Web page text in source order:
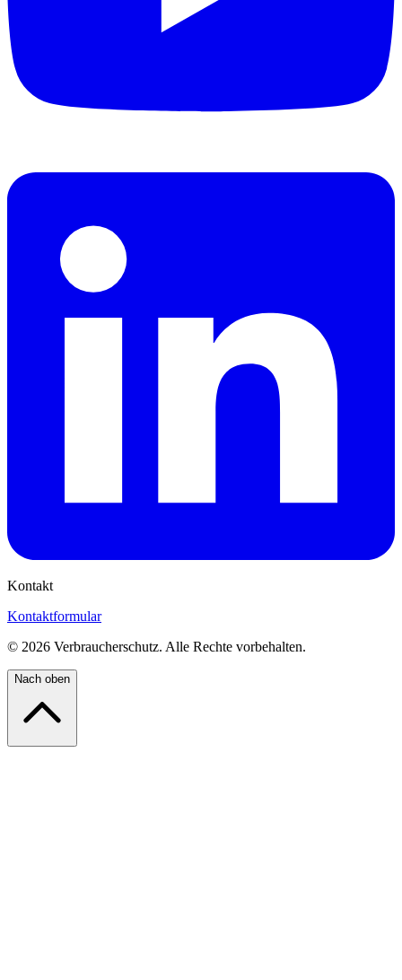
Kontakt
Kontaktformular
© 2026 Verbraucherschutz. Alle Rechte vorbehalten.
Nach oben